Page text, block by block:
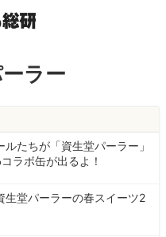
ラー
たちが「資生堂パーラー」
ラボ缶が出るよ！
生堂パーラーの春スイーツ2